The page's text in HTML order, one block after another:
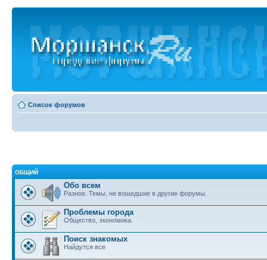
Список форумов
ОБЩИЙ
Обо всем
Разное. Темы, не вошедшие в другие форумы.
Проблемы города
Общество, экономика.
Поиск знакомых
Найдутся все